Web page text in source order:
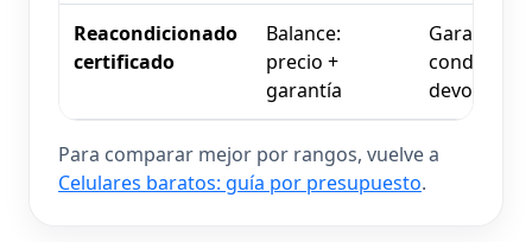
Reacondicionado
certificado
Balance:
precio +
garantía
Garantía
condición
devolución
Para comparar mejor por rangos, vuelve a
Celulares baratos: guía por presupuesto.